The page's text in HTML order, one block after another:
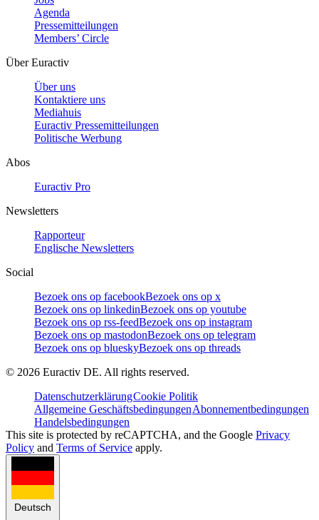
Agenda
Pressemitteilungen
Members’ Circle
Über Euractiv
Über uns
Kontaktiere uns
Mediahuis
Euractiv Pressemitteilungen
Politische Werbung
Abos
Euractiv Pro
Newsletters
Rapporteur
Englische Newsletters
Social
Bezoek ons op facebookBezoek ons op x
Bezoek ons op linkedinBezoek ons op youtube
Bezoek ons op rss-feedBezoek ons op instagram
Bezoek ons op mastodonBezoek ons op telegram
Bezoek ons op blueskyBezoek ons op threads
© 2026 Euractiv DE. All rights reserved.
DatenschutzerklärungCookie Politik
Allgemeine GeschäftsbedingungenAbonnementbedingungen
Handelsbedingungen
This site is protected by reCAPTCHA, and the Google Privacy
Policy and Terms of Service apply.
Deutsch